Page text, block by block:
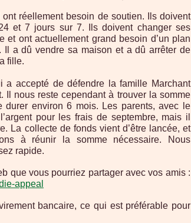
réellement besoin de soutien. Ils doivent
et 7 jours sur 7. Ils doivent changer ses
et ont actuellement grand besoin d’un plan
Il a dû vendre sa maison et a dû arrêter de
fille.
a accepté de défendre la famille Marchant
Il nous reste cependant à trouver la somme
durer environ 6 mois. Les parents, avec le
pour les frais de septembre, mais il
La collecte de fonds vient d’être lancée, et
à réunir la somme nécessaire. Nous
rapide.
que vous pourriez partager avec vos amis :
appeal
bancaire, ce qui est préférable pour